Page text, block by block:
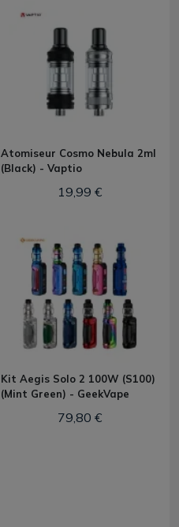
Atomiseur Cosmo Nebula 2ml
(Black) - Vaptio
19,99 €
Kit Aegis Solo 2 100W (S100)
(Mint Green) - GeekVape
79,80 €